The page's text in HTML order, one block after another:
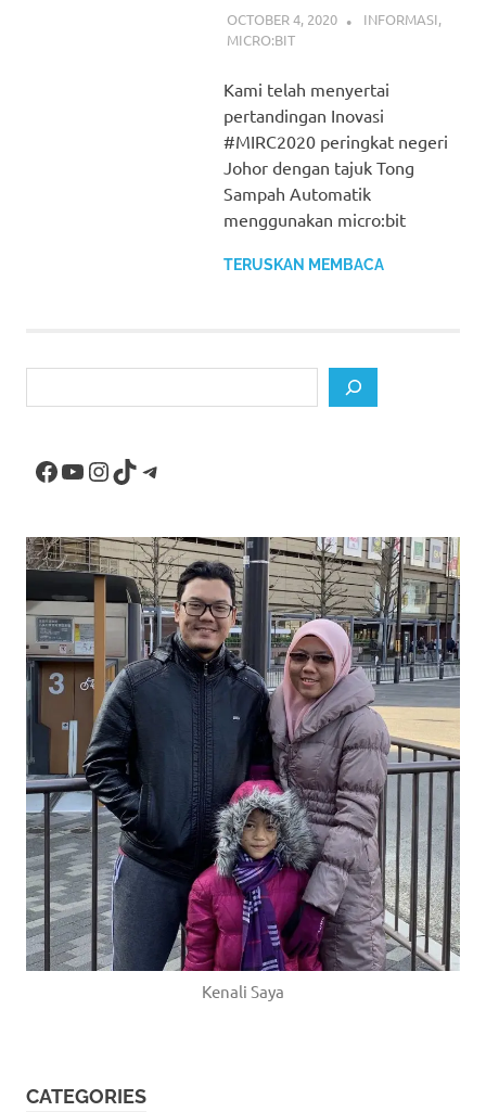
OCTOBER 4, 2020 IDRIS
INFORMASI,
MICRO:BIT
Kami telah menyertai
pertandingan Inovasi
#MIRC2020 peringkat negeri
Johor dengan tajuk Tong
Sampah Automatik
menggunakan micro:bit
TERUSKAN MEMBACA
Facebook
YouTube
Instagram
TikTokTelegram
Kenali Saya
CATEGORIES